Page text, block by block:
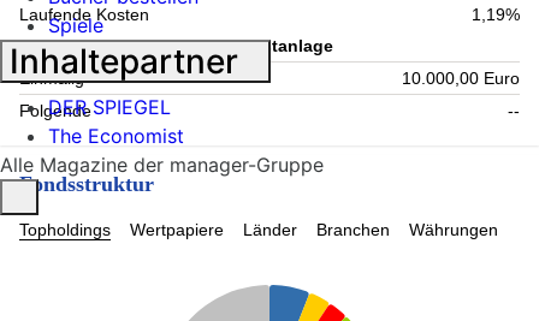
Laufende Kosten
1,19%
Information zum Kauf - Mindestanlage
Einmalig
10.000,00 Euro
Folgende
--
Fondsstruktur
Topholdings Wertpapiere Länder Branchen Währungen
Spiele
Inhaltepartner
DER SPIEGEL
The Economist
Alle Magazine der manager-Gruppe